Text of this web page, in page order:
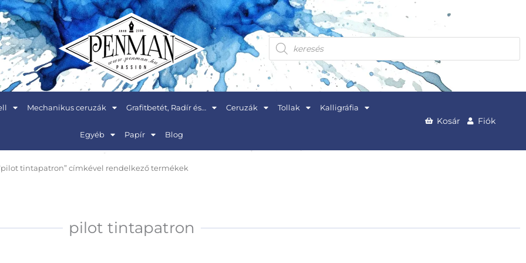
Products
search
Mechanikus ceruzák Grafitbetét, Radír és… Ceruzák Tollak Kalligráfia
Egyéb Papír Blog
Kosár Fiók
tintapatron” címkével rendelkező termékek
pilot tintapatron